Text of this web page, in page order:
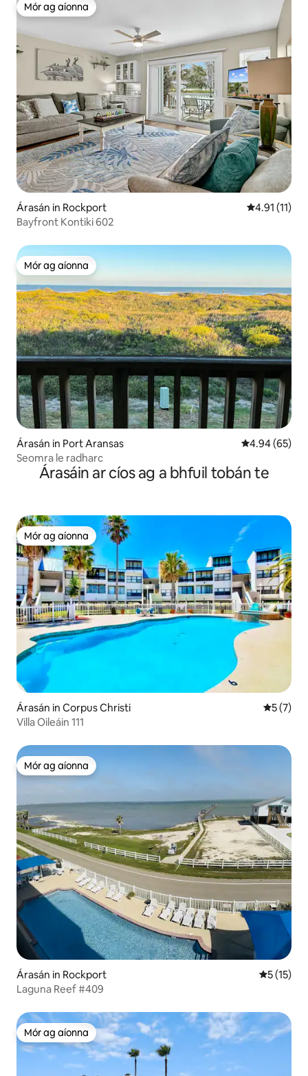
Mór ag aíonna
Mór ag aíonna
Árasán in Rockport Meánrátáil
4.91 (11)
Bayfront Kontiki 602
Mór ag aíonna
Mór ag aíonna
Árasán in Port Aransas Meánrátáil
4.94 (65)
Seomra le radharc
Árasáin ar cíos ag a bhfuil tobán te
Mór ag aíonna
Mór ag aíonna
Árasán in Corpus Christi
5 (7)
Villa Oileáin 111
Mór ag aíonna
Mór ag aíonna
Árasán in Rockport
5 (15)
Laguna Reef #409
Mór ag aíonna
Mór ag aíonna